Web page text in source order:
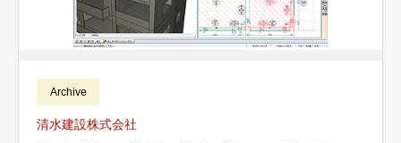
Archive
清水建設株式会社